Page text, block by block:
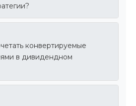
конвертируемые
в дивидендном